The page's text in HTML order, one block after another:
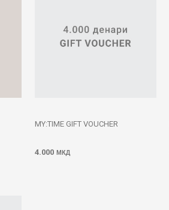
MY:TIME GIFT VOUCHER
4.000 МКД